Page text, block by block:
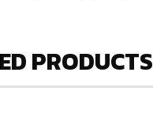
PRODUCTS